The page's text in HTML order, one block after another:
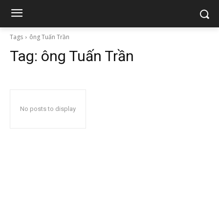
Tags ông Tuấn Trần
Tag: ông Tuấn Trần
No posts to display